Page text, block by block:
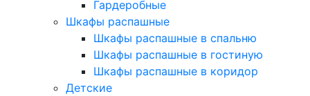
Гардеробные
Шкафы распашные
Шкафы распашные в спальню
Шкафы распашные в гостиную
Шкафы распашные в коридор
Детские